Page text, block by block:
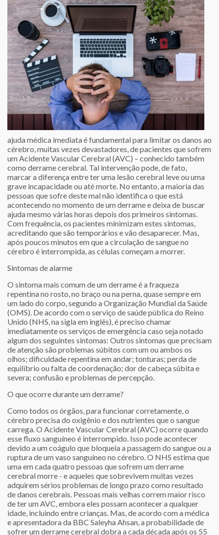
ajuda médica imediata é fundamental para limitar os danos ao
cérebro, muitas vezes devastadores, de pacientes que sofrem
um Acidente Vascular Cerebral (AVC) – conhecido também
como derrame cerebral. Tal intervenção pode, de fato,
marcar a diferença entre ter uma lesão cerebral leve ou uma
grave incapacidade ou até morte. No entanto, a maioria das
pessoas que sofre deste mal não identifica o que está
acontecendo no momento de um derrame e deixa de buscar
ajuda mesmo várias horas depois dos primeiros sintomas.
Com frequência, os pacientes minimizam estes sintomas,
acreditando que são temporários e vão desaparecer. Mas,
após poucos minutos em que a circulação de sangue no
cérebro é interrompida, as células começam a morrer.
Sintomas de alarme
O sintoma mais comum de um derrame é a fraqueza
repentina no rosto, no braço ou na perna, quase sempre em
um lado do corpo, segundo a Organização Mundial da Saúde
(OMS). De acordo com o serviço de saúde pública do Reino
Unido (NHS, na sigla em inglês), é preciso chamar
imediatamente os serviços de emergência caso seja notado
algum dos seguintes sintomas: Outros sintomas que precisam
de atenção são problemas súbitos com um ou ambos os
olhos; dificuldade repentina em andar; tonturas; perda de
equilíbrio ou falta de coordenação; dor de cabeça súbita e
severa; confusão e problemas de percepção.
O que ocorre durante um derrame?
Como todos os órgãos, para funcionar corretamente, o
cérebro precisa do oxigênio e dos nutrientes que o sangue
carrega. O Acidente Vascular Cerebral (AVC) ocorre quando
esse fluxo sanguíneo é interrompido. Isso pode acontecer
devido a um coágulo que bloqueia a passagem do sangue ou a
ruptura de um vaso sanguíneo no cérebro. O NHS estima que
uma em cada quatro pessoas que sofrem um derrame
cerebral morre - e aqueles que sobrevivem muitas vezes
adquirem sérios problemas de longo prazo como resultado
de danos cerebrais. Pessoas mais velhas correm maior risco
de ter um AVC, embora eles possam acontecer a qualquer
idade, incluindo entre crianças. Mas, de acordo com a médica
e apresentadora da BBC Saleyha Ahsan, a probabilidade de
sofrer um derrame cerebral dobra a cada década após os 55